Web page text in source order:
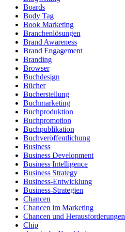
Boards
Body Tag
Book Marketing
Branchenlösungen
Brand Awareness
Brand Engagement
Branding
Browser
Buchdesign
Bücher
Bucherstellung
Buchmarketing
Buchproduktion
Buchpromotion
Buchpublikation
Buchveröffentlichung
Business
Business Development
Business Intelligence
Business Strategy
Business-Entwicklung
Business-Strategien
Chancen
Chancen im Marketing
Chancen und Herausforderungen
Chip